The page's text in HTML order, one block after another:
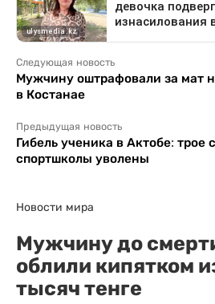
Следующая новость
Мужчину оштрафовали за мат
в Костанае
Предыдущая новость
Гибель ученика в Актобе: трое
спортшколы уволены
Новости мира
Мужчину до
облили кипятком
тысяч тенге